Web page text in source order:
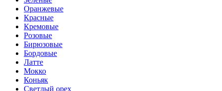
Оранжевые
Красные
Кремовые
Розовые
Бирюзовые
Бордовые
Латте
Мокко
Коньяк
Светлый орех